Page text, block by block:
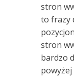
stron
to frazy
stron
bardzo